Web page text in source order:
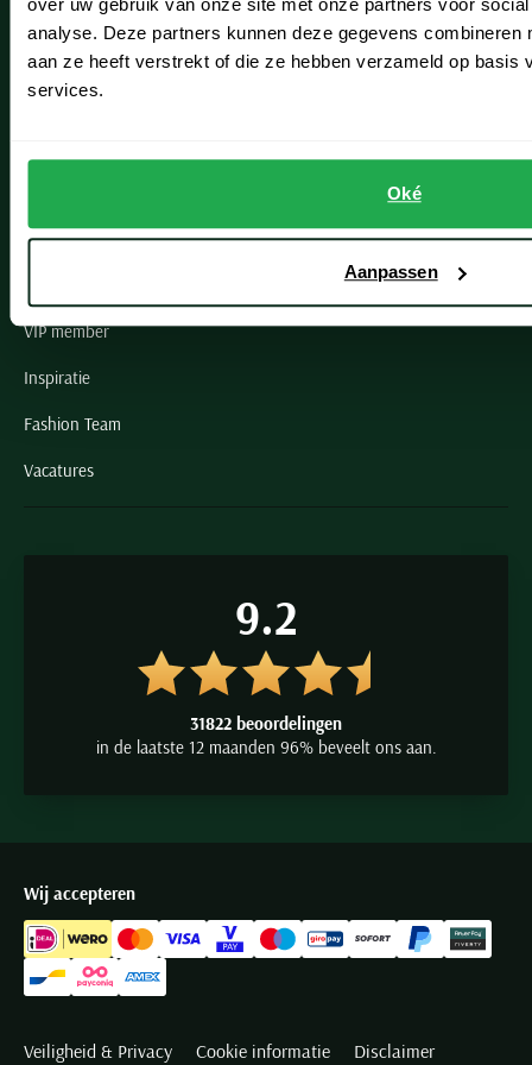
over uw gebruik van onze site met onze partners voor
analyse. Deze partners kunnen deze gegevens combineren
aan ze heeft verstrekt of die ze hebben verzameld op basis
services.
Oké
Aanpassen
Noordwijk
Oegstgeest
Grote maten herenkleding
VIP member
Inspiratie
Fashion Team
Vacatures
9.2
31822 beoordelingen
in de laatste 12 maanden 96% beveelt ons aan.
Wij accepteren
Veiligheid & Privacy Cookie informatie
Disclaimer